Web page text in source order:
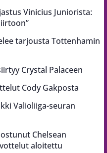
Vinicius Juniorista:
tarjousta Tottenhamin
Crystal Palaceen
Cody Gakposta
Valioliiga-seuran
Chelsean
aloitettu